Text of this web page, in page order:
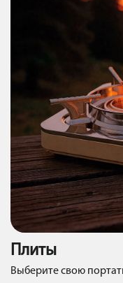
Плиты
Выберите свою